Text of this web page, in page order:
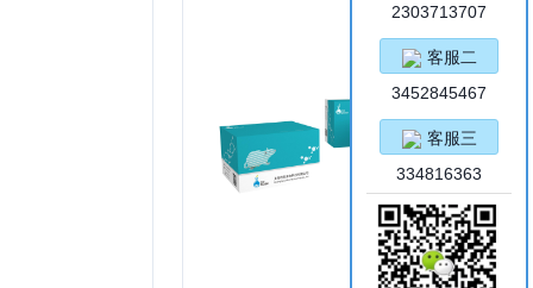
2303713707
客服二
3452845467
客服三
334816363